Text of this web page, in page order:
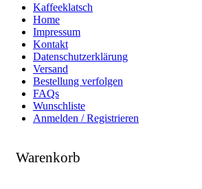
Kaffeeklatsch
Home
Impressum
Kontakt
Datenschutzerklärung
Versand
Bestellung verfolgen
FAQs
Wunschliste
Anmelden / Registrieren
Warenkorb